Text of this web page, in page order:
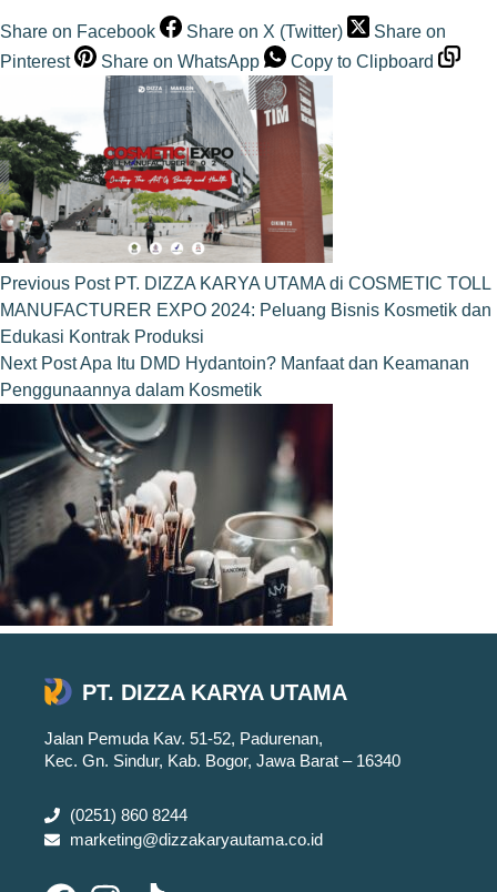
Share on Facebook Share on X (Twitter)
Share on
Pinterest
Share on WhatsApp Copy to Clipboard
Previous Post PT. DIZZA KARYA UTAMA di COSMETIC TOLL
MANUFACTURER EXPO 2024: Peluang Bisnis Kosmetik dan
Edukasi Kontrak Produksi
Next PostApa Itu DMD Hydantoin? Manfaat dan Keamanan
Penggunaannya dalam Kosmetik
PT. DIZZA KARYA UTAMA
Jalan Pemuda Kav. 51-52, Padurenan,
Kec. Gn. Sindur, Kab. Bogor, Jawa Barat – 16340
(0251) 860 8244
marketing@dizzakaryautama.co.id